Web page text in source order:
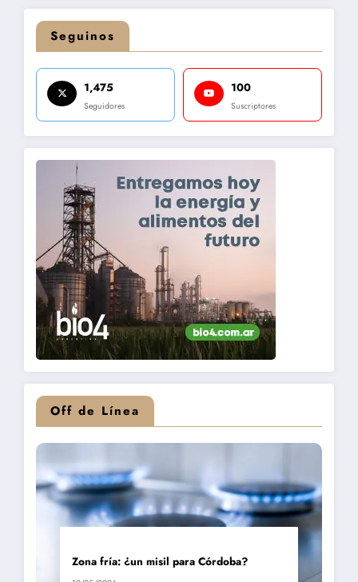
Seguinos
1,475
Seguidores
100
Suscriptores
Off de Línea
Zona fría: ¿un misil para Córdoba?